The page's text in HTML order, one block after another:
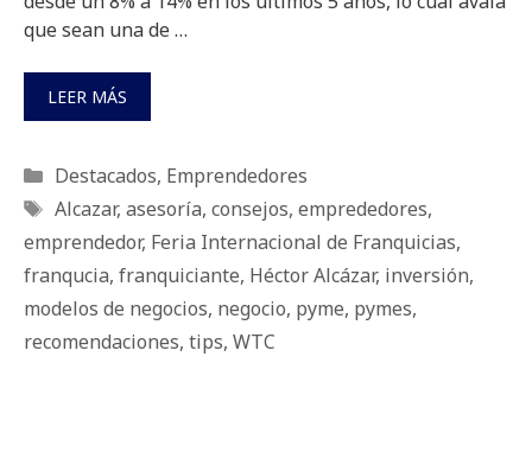
que sean una de …
LEER MÁS
Categorías
Destacados, Emprendedores
Etiquetas
Alcazar, asesoría, consejos, emprededores,
emprendedor, Feria Internacional de Franquicias,
franqucia, franquiciante, Héctor Alcázar, inversión,
modelos de negocios, negocio, pyme, pymes,
recomendaciones, tips, WTC